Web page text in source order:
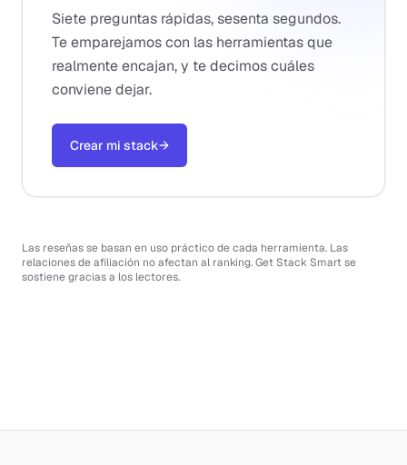
Siete preguntas rápidas, sesenta segundos.
Te emparejamos con las herramientas que
realmente encajan, y te decimos cuáles
conviene dejar.
Crear mi stack→
Las reseñas se basan en uso práctico de cada herramienta. Las
relaciones de afiliación no afectan al ranking. Get Stack Smart se
sostiene gracias a los lectores.